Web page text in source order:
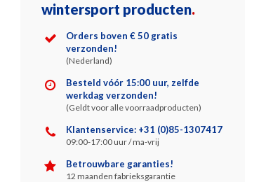
wintersport producten.
Orders boven € 50 gratis
verzonden!
(Nederland)
Besteld vóór 15:00 uur, zelfde
werkdag verzonden!
(Geldt voor alle voorraadproducten)
Klantenservice: +31 (0)85-1307417
09:00-17:00 uur / ma-vrij
Betrouwbare garanties!
12 maanden fabrieksgarantie